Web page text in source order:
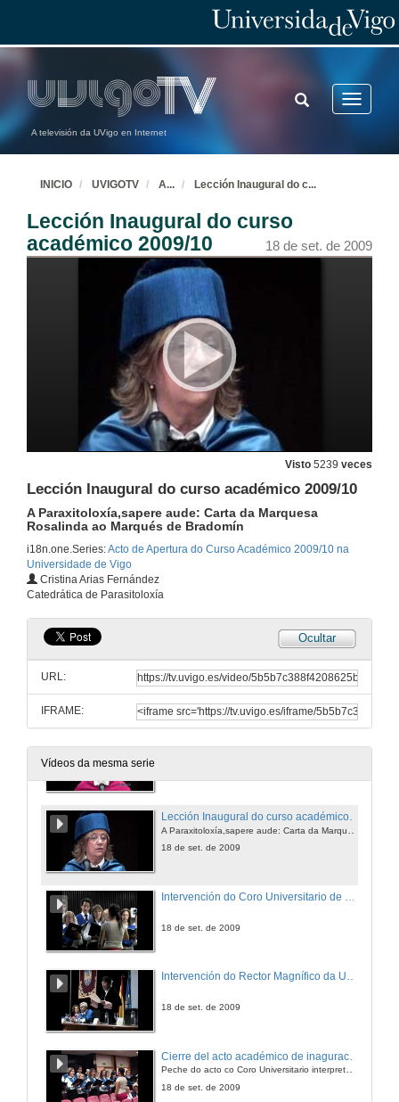
A televisión da UVigo en Internet
Toggle
TOGGLE
SEARCH
INICIO UVIGOTV A... Lección Inaugural do c...
Lección Inaugural do curso
académico 2009/10
18 de set. de 2009
Visto 5239 veces
Lección Inaugural do curso académico 2009/10
A Paraxitoloxía,sapere aude: Carta da Marquesa
Rosalinda ao Marqués de Bradomín
i18n.one.Series:Acto de Apertura do Curso Académico 2009/10 na
Universidade de Vigo
Cristina Arias Fernández
Catedrática de Parasitoloxía
Ocultar
URL:
IFRAME:
Vídeos da mesma serie
Entrada da comitiva académica co Coro Universitario entonando o "Veni, Creator Spiritus"
18 de set. de 2009
Lección Inaugural do curso académico 2009/10
18 de set. de 2009
18 de set. de 2009
Intervención do Rector Magnífico da Universidade de Vigo
18 de set. de 2009
Peche do acto co Coro Universitario interpretando el himno universitario "Gaudeamus Igitur"
18 de set. de 2009